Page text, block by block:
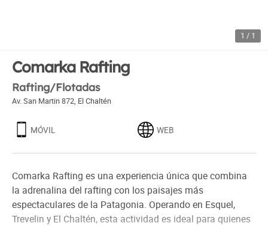
1 / 1
Comarka Rafting
Rafting/Flotadas
Av. San Martin 872, El Chaltén
MÓVIL WEB
Comarka Rafting es una experiencia única que combina
la adrenalina del rafting con los paisajes más
espectaculares de la Patagonia. Operando en Esquel,
Trevelin y El Chaltén, esta actividad es ideal para quienes